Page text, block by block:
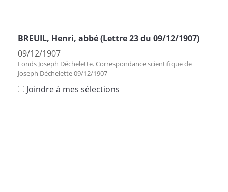
BREUIL, Henri, abbé (Lettre 23 du 09/12/1907)
09/12/1907
Fonds Joseph Déchelette. Correspondance scientifique de
Joseph Déchelette 09/12/1907
Joindre à mes sélections